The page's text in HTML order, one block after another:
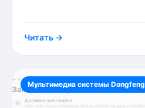
Читать →
Мультимедиа системы Dongfeng